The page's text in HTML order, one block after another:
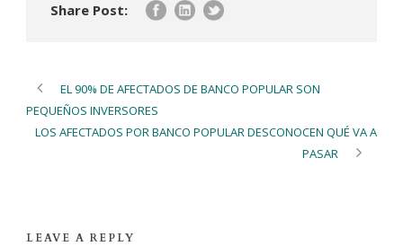
Share Post:
EL 90% DE AFECTADOS DE BANCO POPULAR SON
PEQUEÑOS INVERSORES
LOS AFECTADOS POR BANCO POPULAR DESCONOCEN QUÉ VA A
PASAR
LEAVE A REPLY